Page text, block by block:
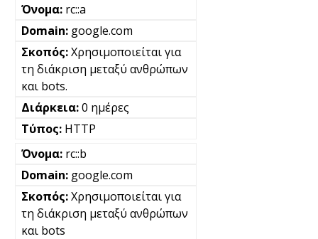
rc::a
google.com
Χρησιμοποιείται για
τη διάκριση μεταξύ ανθρώπων
και bots.
0 ημέρες
HTTP
rc::b
google.com
Χρησιμοποιείται για
τη διάκριση μεταξύ ανθρώπων
και bots